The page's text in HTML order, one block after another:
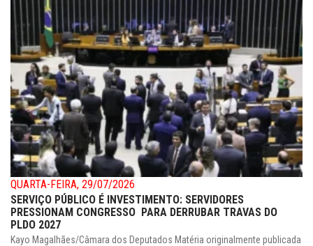
QUARTA-FEIRA, 29/07/2026
SERVIÇO PÚBLICO É INVESTIMENTO: SERVIDORES
PRESSIONAM CONGRESSO PARA DERRUBAR TRAVAS DO
PLDO 2027
Kayo Magalhães/Câmara dos Deputados Matéria originalmente publicada